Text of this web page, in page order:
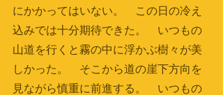
にかかってはいない。　この日の冷え
込みでは十分期待できた。　いつもの
山道を行くと霧の中に浮かぶ樹々が美
しかった。　そこから道の崖下方向を
見ながら慎重に前進する。　いつもの